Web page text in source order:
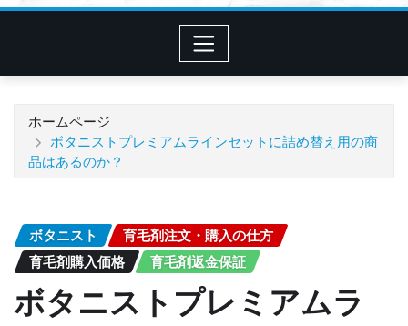
ホームページ
ボタニストプレミアムラインセットに詰め替え用の商
品はあるのか？
ボタニスト
育毛剤注文・購入の仕方
育毛剤購入価格
育毛剤返金保証
ボタニストプレミアムラ